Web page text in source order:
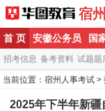
宿
首 页 安徽公务员 国
招考信息 备考资料 试题题
当前位置：宿州人事考试 >
2025年下半年新